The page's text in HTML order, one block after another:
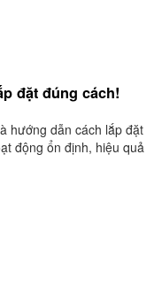
đặt đúng cách!
hướng dẫn cách lắp đặt
động ổn định, hiệu quả